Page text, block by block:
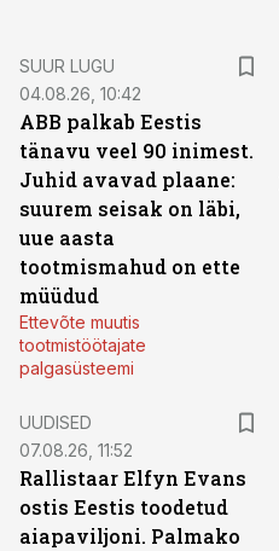
SUUR LUGU
04.08.26, 10:42
ABB palkab Eestis
tänavu veel 90 inimest.
Juhid avavad plaane:
suurem seisak on läbi,
uue aasta
tootmismahud on ette
müüdud
Ettevõte muutis
tootmistöötajate
palgasüsteemi
UUDISED
07.08.26, 11:52
Rallistaar Elfyn Evans
ostis Eestis toodetud
aiapaviljoni. Palmako